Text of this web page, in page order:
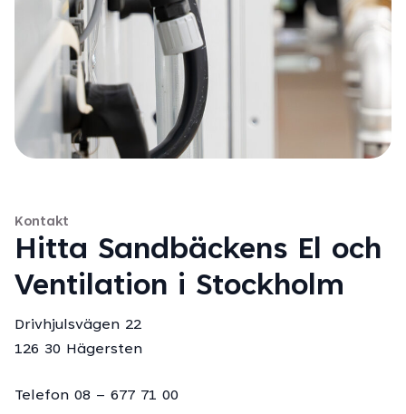
Kontakt
Hitta Sandbäckens El och
Ventilation i Stockholm
Drivhjulsvägen 22
126 30 Hägersten
Telefon 08 – 677 71 00